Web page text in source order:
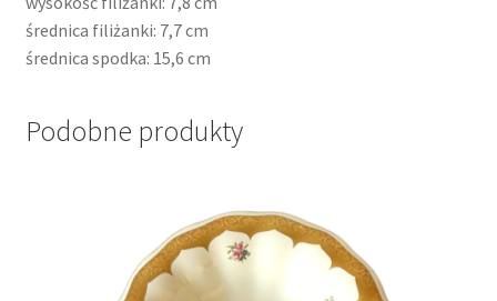
średnica filiżanki: 7,7 cm
średnica spodka: 15,6 cm
Podobne produkty